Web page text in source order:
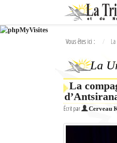
Ok
L'actualité à Diego Suarez
Vous êtes ici :
La
La
Écrit par Cerveau